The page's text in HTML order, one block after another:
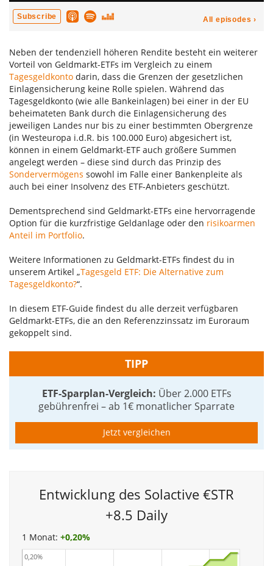
Neben der tendenziell höheren Rendite besteht ein weiterer
Vorteil von Geldmarkt-ETFs im Vergleich zu einem
Tagesgeldkonto darin, dass die Grenzen der gesetzlichen
Einlagensicherung keine Rolle spielen. Während das
Tagesgeldkonto (wie alle Bankeinlagen) bei einer in der EU
beheimateten Bank durch die Einlagensicherung des
jeweiligen Landes nur bis zu einer bestimmten Obergrenze
(in Westeuropa i.d.R. bis 100.000 Euro) abgesichert ist,
können in einem Geldmarkt-ETF auch größere Summen
angelegt werden – diese sind durch das Prinzip des
Sondervermögens sowohl im Falle einer Bankenpleite als
auch bei einer Insolvenz des ETF-Anbieters geschützt.
Dementsprechend sind Geldmarkt-ETFs eine hervorragende
Option für die kurzfristige Geldanlage oder den risikoarmen
Anteil im Portfolio.
Weitere Informationen zu Geldmarkt-ETFs findest du in
unserem Artikel „Tagesgeld ETF: Die Alternative zum
Tagesgeldkonto?“.
In diesem ETF-Guide findest du alle derzeit verfügbaren
Geldmarkt-ETFs, die an den Referenzzinssatz im Euroraum
gekoppelt sind.
TIPP
ETF-Sparplan-Vergleich: Über 2.000 ETFs
gebührenfrei – ab 1€ monatlicher Sparrate
Jetzt vergleichen
Entwicklung des Solactive €STR
+8.5 Daily
1 Monat: +0,20%
0,20%